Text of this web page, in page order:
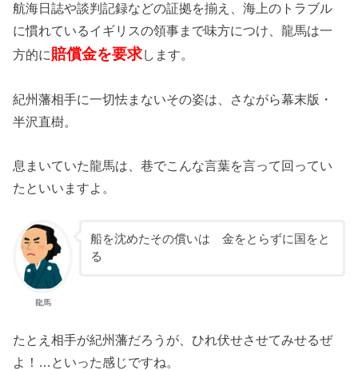
航海日誌や談判記録などの証拠を揃え、海上のトラブル
に慣れているイギリスの領事まで味方につけ、龍馬は一
方的に賠償金を要求します。
紀州藩相手に一切怯まないその姿は、さながら幕末版・
半沢直樹。
息まいていた龍馬は、巷でこんな言葉を言って回ってい
たといいますよ。
龍馬
船を沈めたその償いは 金をとらずに国をと
る
たとえ相手が紀州藩だろうが、ひれ伏せさせてみせるぜ
よ！…といった感じですね。